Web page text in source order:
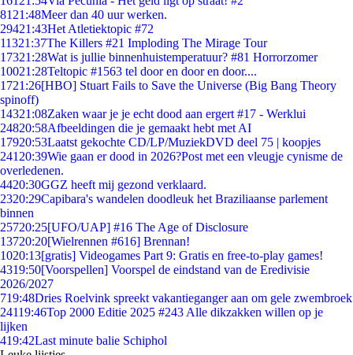
81 21:48Meer dan 40 uur werken.
29421:43Het Atletiektopic #72
11321:37The Killers #21 Imploding The Mirage Tour
17321:28Wat is jullie binnenhuistemperatuur? #81 Horrorzomer
10021:28Teltopic #1563 tel door en door en door....
1721:26[HBO] Stuart Fails to Save the Universe (Big Bang Theory
spinoff)
14321:08Zaken waar je je echt dood aan ergert #17 - Werklui
24820:58Afbeeldingen die je gemaakt hebt met AI
17920:53Laatst gekochte CD/LP/MuziekDVD deel 75 | koopjes
241 20:39Wie gaan er dood in 2026?Post met een vleugje cynisme de
overledenen.
4420:30GGZ heeft mij gezond verklaard.
2320:29Capibara's wandelen doodleuk het Braziliaanse parlement
binnen
25720:25[UFO/UAP] #16 The Age of Disclosure
13720:20[Wielrennen #616] Brennan!
1020:13[gratis] Videogames Part 9: Gratis en free-to-play games!
4319:50[Voorspellen] Voorspel de eindstand van de Eredivisie
2026/2027
719:48Dries Roelvink spreekt vakantieganger aan om gele zwembroek
24119:46Top 2000 Editie 2025 #243 Alle dikzakken willen op je
lijken
419:42Last minute balie Schiphol